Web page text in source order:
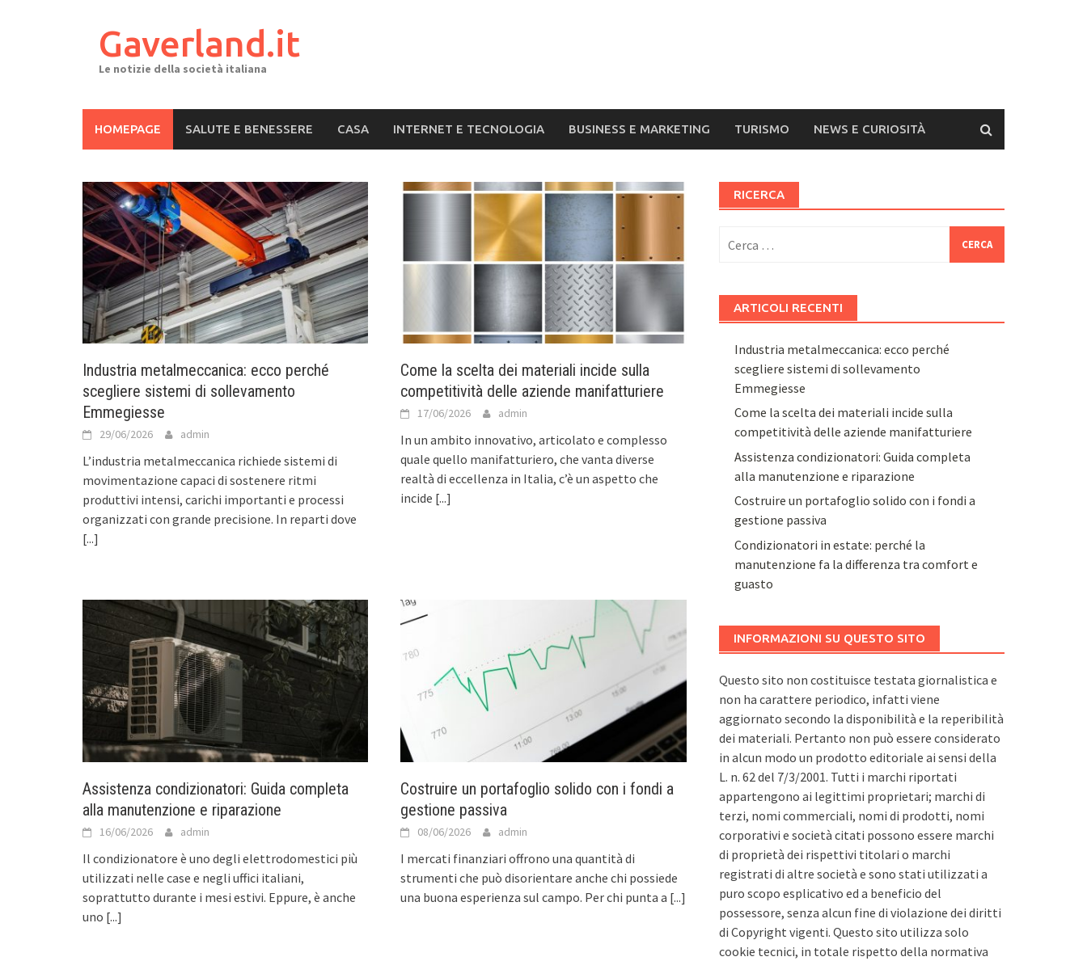
Gaverland.it
Le notizie della società italiana
HOMEPAGE SALUTE E BENESSERE CASA INTERNET E TECNOLOGIA BUSINESS E MARKETING TURISMO NEWS E CURIOSITÀ
Industria metalmeccanica: ecco perché
scegliere sistemi di sollevamento
Emmegiesse
29/06/2026 admin
L’industria metalmeccanica richiede sistemi di
movimentazione capaci di sostenere ritmi
produttivi intensi, carichi importanti e processi
organizzati con grande precisione. In reparti dove
[...]
Come la scelta dei materiali incide sulla
competitività delle aziende manifatturiere
17/06/2026 admin
In un ambito innovativo, articolato e complesso
quale quello manifatturiero, che vanta diverse
realtà di eccellenza in Italia, c’è un aspetto che
incide [...]
Assistenza condizionatori: Guida completa
alla manutenzione e riparazione
16/06/2026 admin
Il condizionatore è uno degli elettrodomestici più
utilizzati nelle case e negli uffici italiani,
soprattutto durante i mesi estivi. Eppure, è anche
uno [...]
Costruire un portafoglio solido con i fondi a
gestione passiva
08/06/2026 admin
I mercati finanziari offrono una quantità di
strumenti che può disorientare anche chi possiede
una buona esperienza sul campo. Per chi punta a [...]
RICERCA
per:
ARTICOLI RECENTI
Industria metalmeccanica: ecco perché
scegliere sistemi di sollevamento
Emmegiesse
Come la scelta dei materiali incide sulla
competitività delle aziende manifatturiere
Assistenza condizionatori: Guida completa
alla manutenzione e riparazione
Costruire un portafoglio solido con i fondi a
gestione passiva
Condizionatori in estate: perché la
manutenzione fa la differenza tra comfort e
guasto
INFORMAZIONI SU QUESTO SITO
Questo sito non costituisce testata giornalistica e
non ha carattere periodico, infatti viene
aggiornato secondo la disponibilità e la reperibilità
dei materiali. Pertanto non può essere considerato
in alcun modo un prodotto editoriale ai sensi della
L. n. 62 del 7/3/2001. Tutti i marchi riportati
appartengono ai legittimi proprietari; marchi di
terzi, nomi commerciali, nomi di prodotti, nomi
corporativi e società citati possono essere marchi
di proprietà dei rispettivi titolari o marchi
registrati di altre società e sono stati utilizzati a
puro scopo esplicativo ed a beneficio del
possessore, senza alcun fine di violazione dei diritti
di Copyright vigenti. Questo sito utilizza solo
cookie tecnici, in totale rispetto della normativa